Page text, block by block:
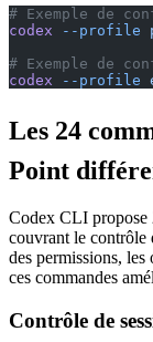
# Exemple de
codex --profile
# Exemple de
codex --profile
Les 24
Point
Codex CLI propose
couvrant le contrôle
des permissions,
ces commandes
Contrôle de